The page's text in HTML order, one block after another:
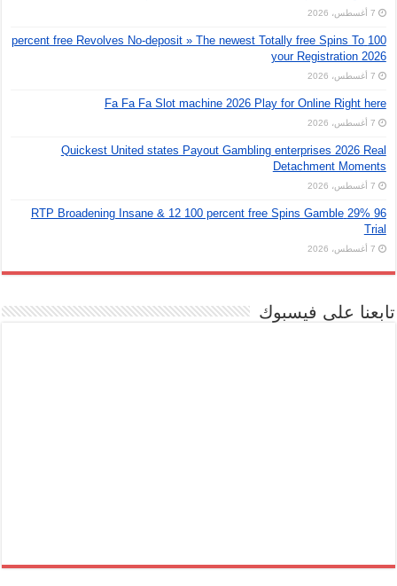
7 أغسطس، 2026
100 percent free Revolves No-deposit » The newest Totally free Spins To
your Registration 2026
7 أغسطس، 2026
Fa Fa Fa Slot machine 2026 Play for Online Right here
7 أغسطس، 2026
Quickest United states Payout Gambling enterprises 2026 Real
Detachment Moments
7 أغسطس، 2026
96 29% RTP Broadening Insane & 12 100 percent free Spins Gamble
Trial
7 أغسطس، 2026
تابعنا على فيسبوك